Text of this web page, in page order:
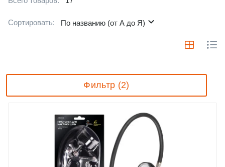
Сортировать: По названию (от А до Я)
Фильтр (2)